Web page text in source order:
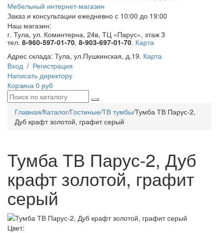
Мебельный интернет-магазин
Заказ и консультации ежедневно с 10:00 до 19:00
Наш магазин:
г. Тула, ул. Коминтерна, 24в, ТЦ «Парус», этаж 3
тел. 8-960-597-01-70, 8-903-697-01-70. Карта
Адрес склада: Тула, ул.Пушкинская, д.19. Карта
Вход / Регистрация
Написать директору
Корзина 0 руб
Главная/Каталог/Гостиные/ТВ тумбы/Тумба ТВ Парус-2,
Дуб крафт золотой, графит серый
Тумба ТВ Парус-2, Дуб
крафт золотой, графит
серый
Цвет: